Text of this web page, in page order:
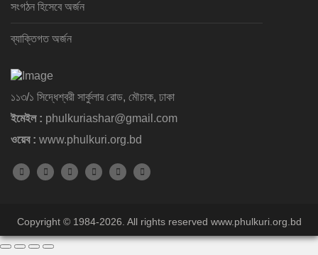
সংগঠন হিসেবে অর্জন
ব্যাক্তিগত অর্জন
১১৩/১ সিদ্ধেশ্বরী সার্কুলার রোড, মৌচাক, ঢাকা
ইমেইল : phulkuriashar@gmail.com
ওয়েব : www.phulkuri.org.bd
Copyright © 1984-2026. All rights reserved www.phulkuri.org.bd